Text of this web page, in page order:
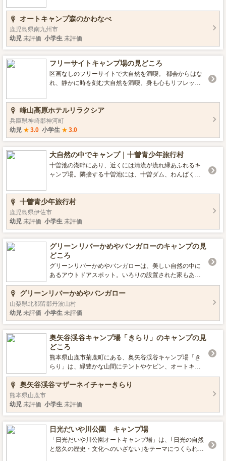
もサイトから近くて安心。 子供が遊べる遊具もあって楽
しめます。 更には、ペット同伴OKでドッグラン完備なの
でワンちゃんも大喜び！ トレーラーハウスもあってテ
ントに泊まる以外でもご家族やグループで楽しめます。
区画に分かれて専用電源ボックス利用できる区画サイト
や広場で開放感のあるリーズナブルなフリーサイトも！
森の中で癒しの休日をどうぞ！ ■施設の情報 温水シ
ャワー(有料) 水洗トイレ ペット同伴可 キャンピングカー
可 ダンプステーション付きサイト ■特徴 ドッグラン有り
ラーハウス ゲル
オートキャンプ森のかわなべ
鹿児島県南九州市
幼児 未評価 小学生 未評価
フリーサイトキャンプ場の見どころ
区画なしのフリーサイトで大自然を満喫。 都会からはな
れ、静かに時を刻む大自然を満喫、身も心もリフレッシ
生が一面に広がっています。 共同の炊事棟と水洗トイレ
があります。ペットも同伴可能です。 避暑地であるた
め、日中は涼しく過ごせ、夜になると満天の星がご覧い
ただけます。 是非、ご家族・ご友人でお越しくださいま
せ。 ■設備情報 水洗トイレ 炊事場 駐車場 炭捨て場 ゴミ
ステーション 大浴場（ホテルリラクシア内） 売店（ホテ
ルリラクシア内） ■特徴 大浴場有 高原のキャンプ場 川遊
び可 ■宿泊のタイプ ホテル グランピング キャンプ場
峰山高原ホテルリラクシア
兵庫県神崎郡神河町
幼児 ★ 3.0 小学生 ★ 3.0
大自然の中でキャンプ｜十曽青少年旅行村
十曽池の湖畔にあり、近くには清流が流れ緑あふれるキ
ャンプ場。隣接する十曽池には、十曽ダム、わんぱく広
など誰もが楽しめるように整備されています。石窯ピザ
作成や五右衛門風呂もあり、体験活動も充実していま
す。 ■設備情報 コインシャワー有り（温水/5分100円）
水洗トイレ有り ■特徴 川遊び可 ■宿泊のタイプ コテ
ージ（キッチンなど水回り付き）有り バンガロー有り フ
リーサイト有り
十曽青少年旅行村
鹿児島県伊佐市
幼児 未評価 小学生 未評価
グリーンリバーかめやバンガローのキャンプの見
どころ
グリーンリバーかめやバンガローは、美しい自然の中に
あるアウトドアスポット。いろりの設置された家もあ
り、日本の風情を味わいながら気軽にキャンプ体験がで
きます。 ■設備 電源、駐車場、トイレ、お風呂 ■ロケー
ション 温泉、川遊び、釣り、星空がきれい ※温泉は施設
より徒歩5分の場所にあります ■宿泊について バンガロー
■環境・サービス 機材レンタル、予約必要
グリーンリバーかめやバンガロー
山梨県北都留郡丹波山村
幼児 未評価 小学生 未評価
奥矢谷渓谷キャンプ場「きらり」のキャンプの見
どころ
熊本県山鹿市菊鹿町にある、奥矢谷渓谷キャンプ場「き
らり」は、緑豊かな山間にテントやケビン、オートキャ
ンプ場が広がる素敵な施設です。 ウォータースライダー
やローラースライダー、パットゴルフなどもあるので、
ことができる、自然の中のレジャースポットとして人気
です。 夏場は天然の滝滑りが楽しめたり、ヤマメ釣りの
穴場としても有名です。 テントサイトは、各サイト全て
にかまどが付いているので手軽にバーベキューや焼き魚
をすることができます。電源ボックスも全てに設置して
あります。 そのほかバンガローやログハウスもありシャ
奥矢谷渓谷マザーネイチャーきらり
熊本県山鹿市
幼児 未評価 小学生 未評価
日光だいや川公園 キャンプ場
「日光だいや川公園オートキャンプ場」は、｢日光の自然
と悠久の歴史・文化へのいざない｣をテーマにつくられ